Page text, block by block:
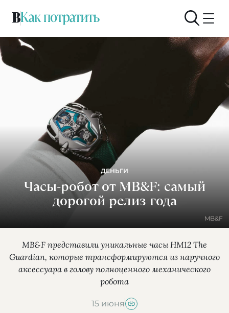
ДЕНЬГИ
Часы-робот от MB&F: самый
дорогой релиз года
MB&F
MB&F представили уникальные часы HM12 The
Guardian, которые трансформируются из наручного
аксессуара в голову полноценного механического
робота
15 июня